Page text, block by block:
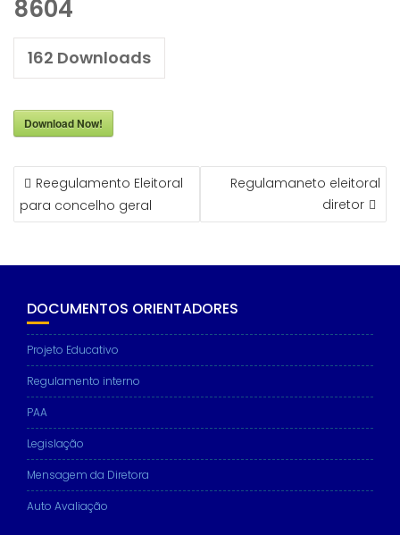
8604
162 Downloads
Download Now!
NAVEGAÇÃO
DE
ARTIGOS
Reegulamento Eleitoral
para concelho geral
Regulamaneto eleitoral
diretor
DOCUMENTOS ORIENTADORES
Projeto Educativo
Regulamento interno
PAA
Legislação
Mensagem da Diretora
Auto Avaliação